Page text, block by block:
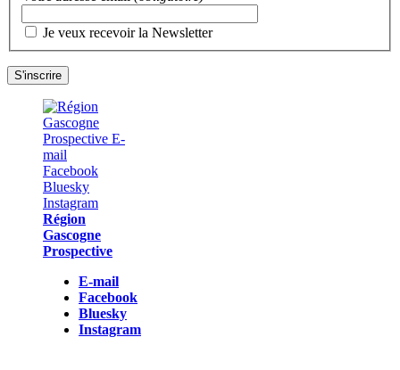
Je veux recevoir la Newsletter
Région
Gascogne
Prospective
E-mail
Facebook
Bluesky
Instagram